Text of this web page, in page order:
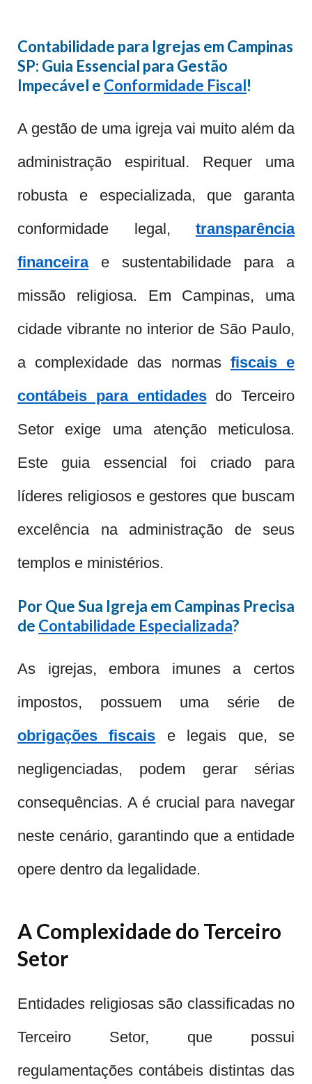
Contabilidade para Igrejas em Campinas
SP: Guia Essencial para Gestão
Impecável e Conformidade Fiscal!
A gestão de uma igreja vai muito além da
administração espiritual. Requer uma
robusta e especializada, que garanta
conformidade legal, transparência
financeirae sustentabilidade para a
missão religiosa. Em Campinas, uma
cidade vibrante no interior de São Paulo,
a complexidade das normas fiscais e
contábeis para entidadesdo Terceiro
Setor exige uma atenção meticulosa.
Este guia essencial foi criado para
líderes religiosos e gestores que buscam
excelência na administração de seus
templos e ministérios.
Por Que Sua Igreja em Campinas Precisa
de Contabilidade Especializada?
As igrejas, embora imunes a certos
impostos, possuem uma série de
obrigações fiscais e legais que, se
negligenciadas, podem gerar sérias
consequências. A é crucial para navegar
neste cenário, garantindo que a entidade
opere dentro da legalidade.
A Complexidade do Terceiro
Setor
Entidades religiosas são classificadas no
Terceiro Setor, que possui
regulamentações contábeis distintas das